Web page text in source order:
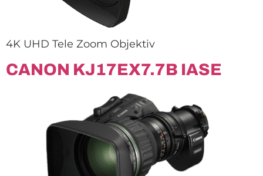
4K UHD Tele Zoom Objektiv
CANON KJ17EX7.7B IASE